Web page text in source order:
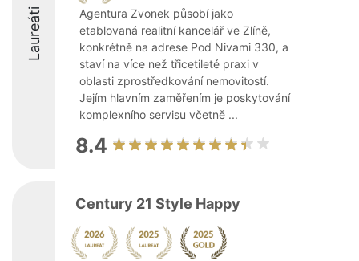
Laureáti
Agentura Zvonek působí jako
etablovaná realitní kancelář ve Zlíně,
konkrétně na adrese Pod Nivami 330, a
staví na více než třicetileté praxi v
oblasti zprostředkování nemovitostí.
Jejím hlavním zaměřením je poskytování
komplexního servisu včetně ...
8.4
Century 21 Style Happy